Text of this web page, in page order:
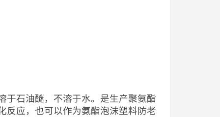
于石油醚，不溶于水。是生产聚氨酯
反应，也可以作为氨酯泡沫塑料防老